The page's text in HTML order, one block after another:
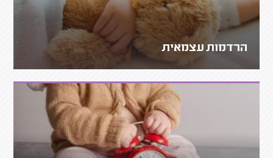
הרדמות עצמאית